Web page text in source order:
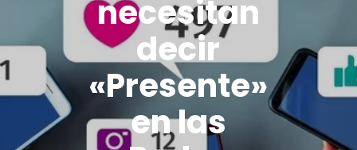
necesitan
decir
«Presente»
en las